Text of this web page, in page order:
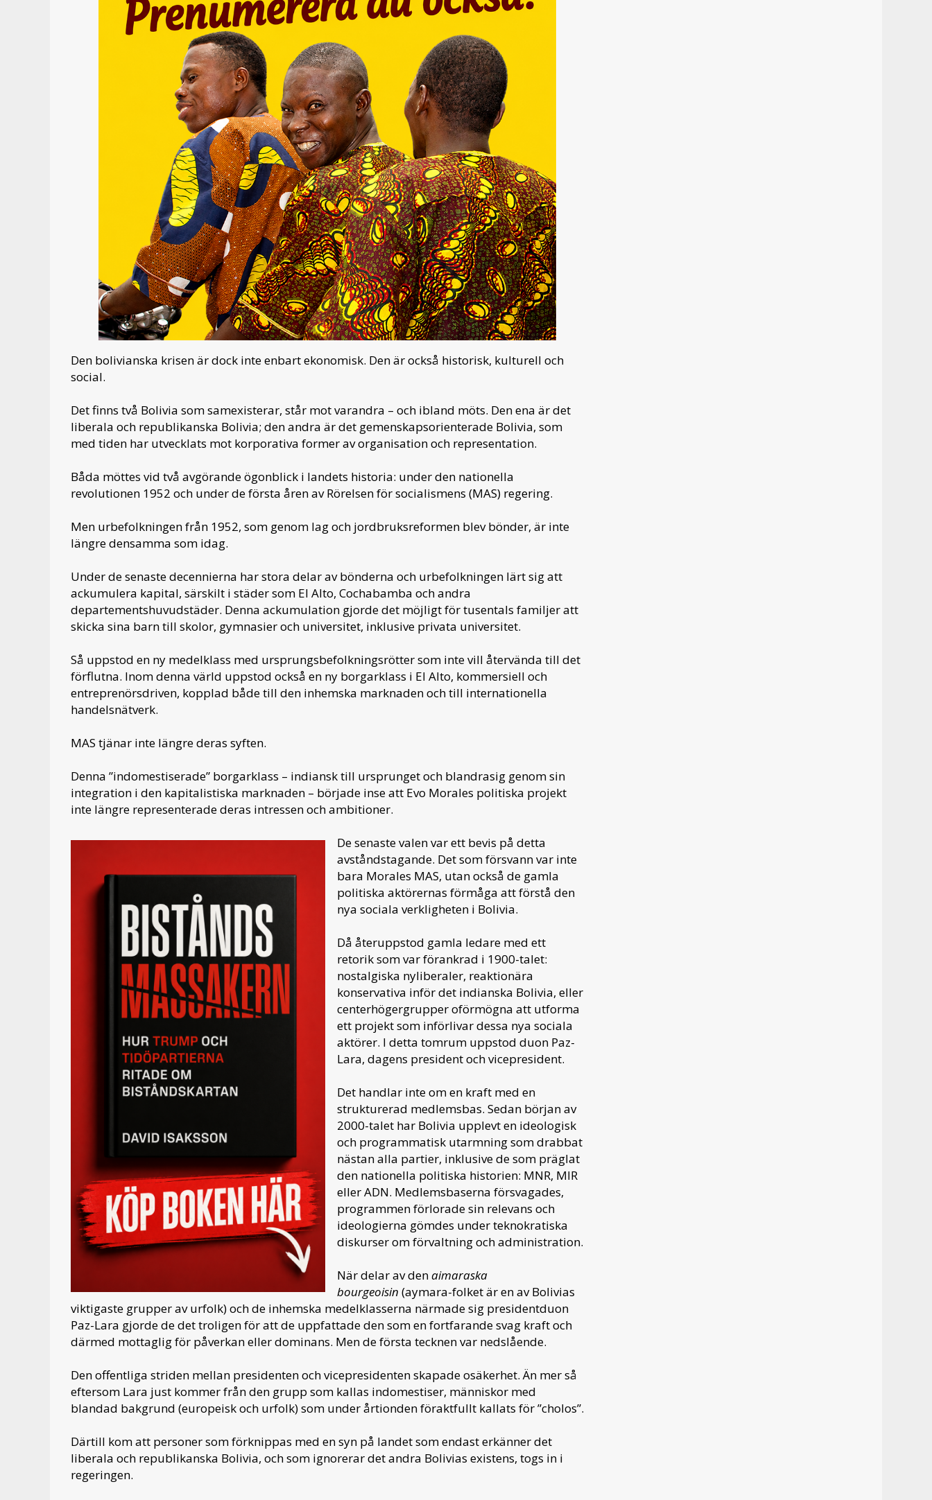
Den bolivianska krisen är dock inte enbart ekonomisk. Den är också historisk, kulturell och
social.
Det finns två Bolivia som samexisterar, står mot varandra – och ibland möts. Den ena är det
liberala och republikanska Bolivia; den andra är det gemenskapsorienterade Bolivia, som
med tiden har utvecklats mot korporativa former av organisation och representation.
Båda möttes vid två avgörande ögonblick i landets historia: under den nationella
revolutionen 1952 och under de första åren av Rörelsen för socialismens (MAS) regering.
Men urbefolkningen från 1952, som genom lag och jordbruksreformen blev bönder, är inte
längre densamma som idag.
Under de senaste decennierna har stora delar av bönderna och urbefolkningen lärt sig att
ackumulera kapital, särskilt i städer som El Alto, Cochabamba och andra
departementshuvudstäder. Denna ackumulation gjorde det möjligt för tusentals familjer att
skicka sina barn till skolor, gymnasier och universitet, inklusive privata universitet.
Så uppstod en ny medelklass med ursprungsbefolkningsrötter som inte vill återvända till det
förflutna. Inom denna värld uppstod också en ny borgarklass i El Alto, kommersiell och
entreprenörsdriven, kopplad både till den inhemska marknaden och till internationella
handelsnätverk.
MAS tjänar inte längre deras syften.
Denna ”indomestiserade” borgarklass – indiansk till ursprunget och blandrasig genom sin
integration i den kapitalistiska marknaden – började inse att Evo Morales politiska projekt
inte längre representerade deras intressen och ambitioner.
De senaste valen var ett bevis på detta
avståndstagande. Det som försvann var inte
bara Morales MAS, utan också de gamla
politiska aktörernas förmåga att förstå den
nya sociala verkligheten i Bolivia.
Då återuppstod gamla ledare med ett
retorik som var förankrad i 1900-talet:
nostalgiska nyliberaler, reaktionära
konservativa inför det indianska Bolivia, eller
centerhögergrupper oförmögna att utforma
ett projekt som införlivar dessa nya sociala
aktörer. I detta tomrum uppstod duon Paz-
Lara, dagens president och vicepresident.
Det handlar inte om en kraft med en
strukturerad medlemsbas. Sedan början av
2000-talet har Bolivia upplevt en ideologisk
och programmatisk utarmning som drabbat
nästan alla partier, inklusive de som präglat
den nationella politiska historien: MNR, MIR
eller ADN. Medlemsbaserna försvagades,
programmen förlorade sin relevans och
ideologierna gömdes under teknokratiska
diskurser om förvaltning och administration.
När delar av denaimaraska
bourgeoisin (aymara-folket är en av Bolivias
viktigaste grupper av urfolk) och de inhemska medelklasserna närmade sig presidentduon
Paz-Lara gjorde de det troligen för att de uppfattade den som en fortfarande svag kraft och
därmed mottaglig för påverkan eller dominans. Men de första tecknen var nedslående.
Den offentliga striden mellan presidenten och vicepresidenten skapade osäkerhet. Än mer så
eftersom Lara just kommer från den grupp som kallas indomestiser, människor med
blandad bakgrund (europeisk och urfolk) som under årtionden föraktfullt kallats för ”cholos”.
Därtill kom att personer som förknippas med en syn på landet som endast erkänner det
liberala och republikanska Bolivia, och som ignorerar det andra Bolivias existens, togs in i
regeringen.